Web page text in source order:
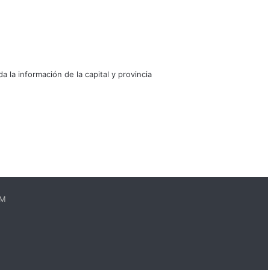
la información de la capital y provincia